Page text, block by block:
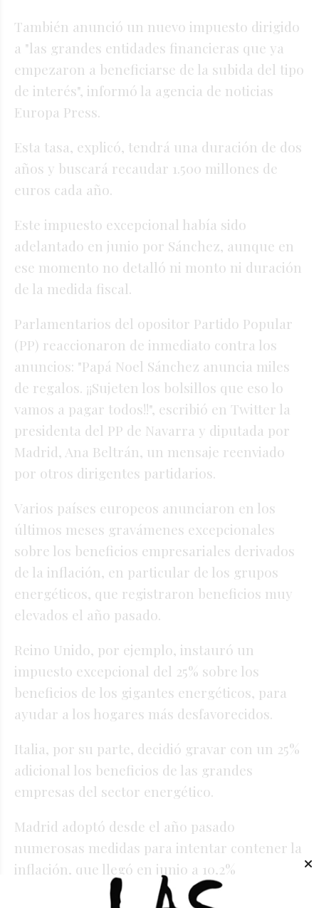
También anunció un nuevo impuesto dirigido
a "las grandes entidades financieras que ya
empezaron a beneficiarse de la subida del tipo
de interés", informó la agencia de noticias
Europa Press.
Esta tasa, explicó, tendrá una duración de dos
años y buscará recaudar 1.500 millones de
euros cada año.
Este impuesto excepcional había sido
adelantado en junio por Sánchez, aunque en
ese momento no detalló ni monto ni duración
de la medida fiscal.
Parlamentarios del opositor Partido Popular
(PP) reaccionaron de inmediato contra los
anuncios: "Papá Noel Sánchez anuncia miles
de regalos. ¡¡Sujeten los bolsillos que eso lo
vamos a pagar todos!!", escribió en Twitter la
presidenta del PP de Navarra y diputada por
Madrid, Ana Beltrán, un mensaje reenviado
por otros dirigentes partidarios.
Varios países europeos anunciaron en los
últimos meses gravámenes excepcionales
sobre los beneficios empresariales derivados
de la inflación, en particular de los grupos
energéticos, que registraron beneficios muy
elevados el año pasado.
Reino Unido, por ejemplo, instauró un
impuesto excepcional del 25% sobre los
beneficios de los gigantes energéticos, para
ayudar a los hogares más desfavorecidos.
Italia, por su parte, decidió gravar con un 25%
adicional los beneficios de las grandes
empresas del sector energético.
Madrid adoptó desde el año pasado
numerosas medidas para intentar contener la
inflación, que llegó en junio a 10,2%
interanual, su nivel más alto en 37 años.